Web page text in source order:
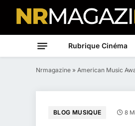
Rubrique Cinéma
Nrmagazine » American Music
BLOG MUSIQUE 8